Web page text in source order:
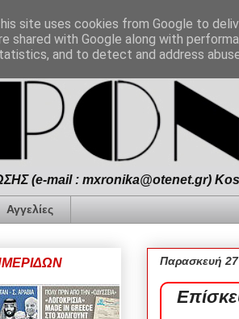
(e-mail : mxronika@otenet.gr)
Αγγελίες
Παρασκευή
site uses cookies from Google to
shared with Google along with
and to detect and address